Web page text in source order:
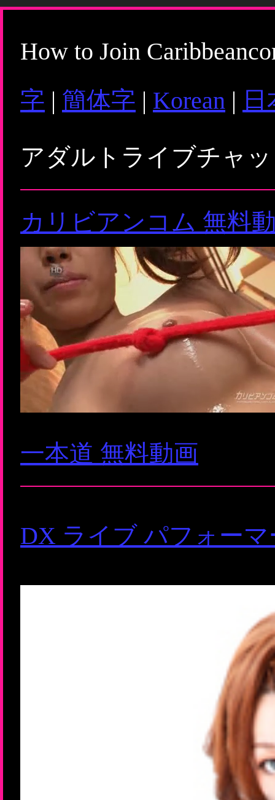
How to Join
字 | 簡体字 | Korean |
アダルトライブチャ
カリビアンコム 無料
一本道 無料動画
DX ライブ パフォー